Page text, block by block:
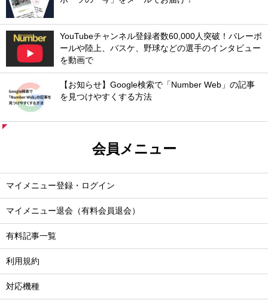
YouTubeチャンネル登録者数60,000人突破！バレーボ
ールや陸上、バスケ、野球などの選手のインタビュー
を動画で
【お知らせ】Google検索で「Number Web」の記事
を見つけやすくする方法
会員メニュー
マイメニュー登録・ログイン
マイメニュー退会（有料会員退会）
有料記事一覧
利用規約
対応機種